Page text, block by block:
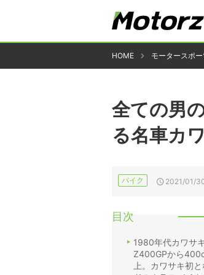
HOME モータースポー
全ての男
る名車カ
バイク 2021/01/
目次
1980年代カワサ
Z400GPから
上。カワサキ初